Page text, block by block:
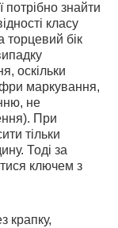
потрібно знайти
класу
торцевий бік
оскільки
маркування,
не
При
тільки
Тоді за
ключем з
крапку,